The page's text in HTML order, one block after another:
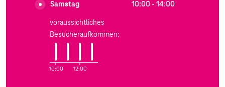
Samstag 10:00 - 14:00
voraussichtliches
Besucheraufkommen:
10:00 12:00